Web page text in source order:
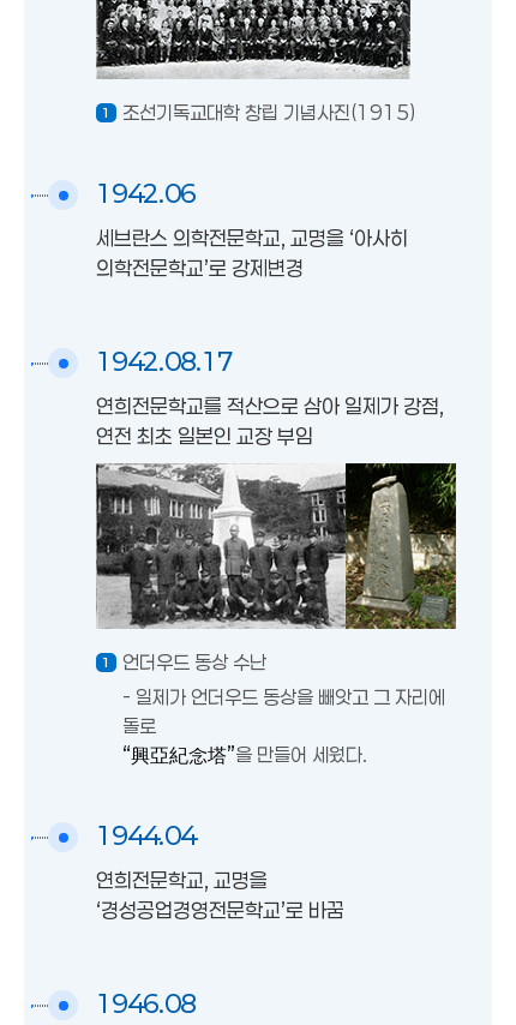
조선기독교대학 창립 기념사진(1915)
1942.06
세브란스 의학전문학교, 교명을 ‘아사히
의학전문학교’로 강제변경
1942.08.17
연희전문학교를 적산으로 삼아 일제가 강점,
연전 최초 일본인 교장 부임
언더우드 동상 수난
- 일제가 언더우드 동상을 빼앗고 그 자리에
돌로
“興亞紀念塔”을 만들어 세웠다.
1944.04
연희전문학교, 교명을
‘경성공업경영전문학교’로 바꿈
1946.08